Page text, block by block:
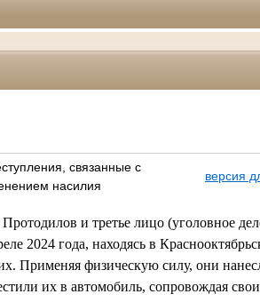
связанные с
насилия
версия
и третье лицо (уголовное
2024 года, находясь в
Применяя физическую силу, они
их в автомобиль, сопровождая свои